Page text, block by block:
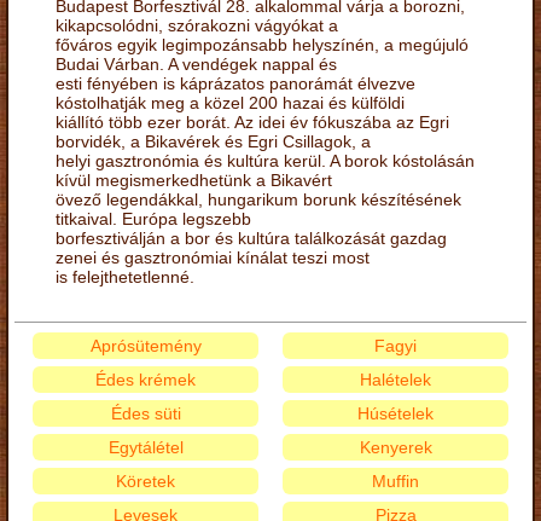
Budapest Borfesztivál 28. alkalommal várja a borozni,
kikapcsolódni, szórakozni vágyókat a
főváros egyik legimpozánsabb helyszínén, a megújuló
Budai Várban. A vendégek nappal és
esti fényében is káprázatos panorámát élvezve
kóstolhatják meg a közel 200 hazai és külföldi
kiállító több ezer borát. Az idei év fókuszába az Egri
borvidék, a Bikavérek és Egri Csillagok, a
helyi gasztronómia és kultúra kerül. A borok kóstolásán
kívül megismerkedhetünk a Bikavért
övező legendákkal, hungarikum borunk készítésének
titkaival. Európa legszebb
borfesztiválján a bor és kultúra találkozását gazdag
zenei és gasztronómiai kínálat teszi most
is felejthetetlenné.
Aprósütemény
Édes krémek
Édes süti
Egytálétel
Fagyi
Halételek
Húsételek
Kenyerek
Köretek
Levesek
Muffin
Pizza